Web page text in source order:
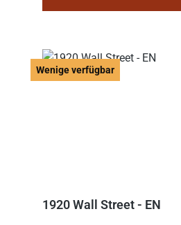
Wenige verfügbar
1920 Wall Street - EN